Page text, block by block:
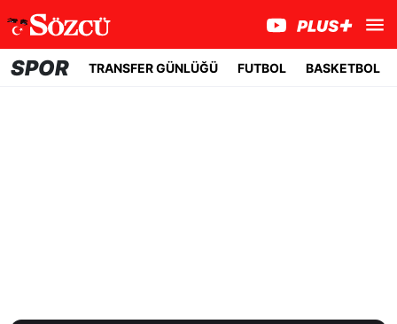
SPOR TRANSFER GÜNLÜĞÜ FUTBOL BASKETBOL